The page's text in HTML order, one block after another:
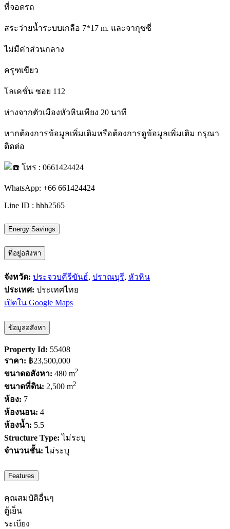
ที่จอดรถ
สระว่ายน้ำระบบเกลือ 7*17 m. และจากุซซี่
ไม่มีค่าส่วนกลาง
ครุฑเขียว
โลเคชั่น ซอย 112
ห่างจากตัวเมืองหัวหินเพียง 20 นาที
หากต้องการข้อมูลเพิ่มเติมหรือต้องการดูข้อมูลเพิ่มเติม กรุณา
ติดต่อ
โทร : 0661424424
WhatsApp: +66 661424424
Line ID : hhh2565
Energy Savings
ที่อยู่อสังหา
จังหวัด: ประจวบคีรีขันธ์, ปราณบุรี, หัวหิน
ประเทศ: ประเทศไทย
เปิดใน Google Maps
ข้อมูลอสังหา
Property Id: 55408
ราคา: ฿23,500,000
ขนาดอสังหา: 480 m2
ขนาดที่ดิน: 2,500 m2
ห้อง: 7
ห้องนอน: 4
ห้องน้ำ: 5.5
Structure Type: ไม่ระบุ
จำนวนชั้น: ไม่ระบุ
Features
คุณสมบัติอื่นๆ
ตู้เย็น
ระเบียง